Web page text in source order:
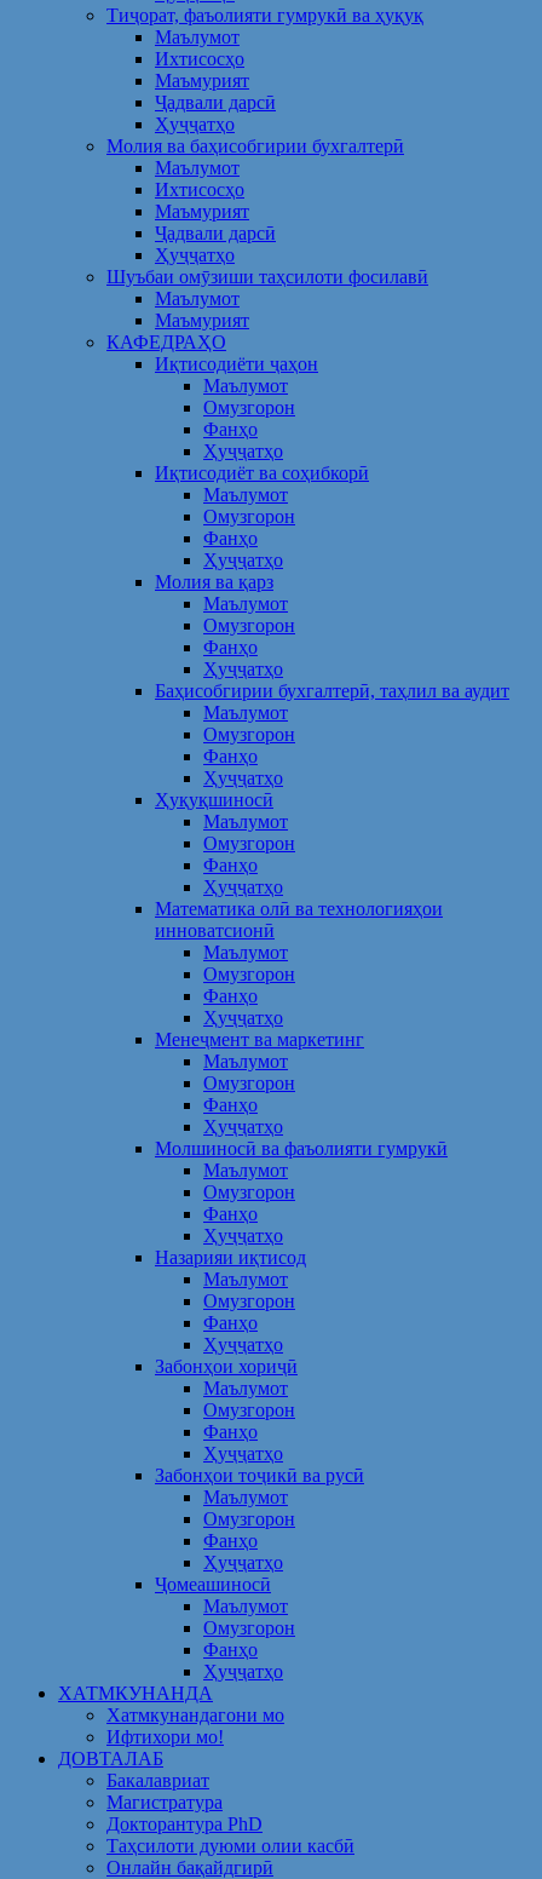
Тиҷорат, фаъолияти гумрукӣ ва ҳуқуқ
Маълумот
Ихтисосҳо
Маъмурият
Ҷадвали дарсӣ
Ҳуҷҷатҳо
Молия ва баҳисобгирии бухгалтерӣ
Маълумот
Ихтисосҳо
Маъмурият
Ҷадвали дарсӣ
Ҳуҷҷатҳо
Шуъбаи омӯзиши таҳсилоти фосилавӣ
Маълумот
Маъмурият
КАФЕДРАҲО
Иқтисодиёти ҷаҳон
Маълумот
Омузгорон
Фанҳо
Ҳуҷҷатҳо
Иқтисодиёт ва соҳибкорӣ
Маълумот
Омузгорон
Фанҳо
Ҳуҷҷатҳо
Молия ва қарз
Маълумот
Омузгорон
Фанҳо
Ҳуҷҷатҳо
Баҳисобгирии бухгалтерӣ, таҳлил ва аудит
Маълумот
Омузгорон
Фанҳо
Ҳуҷҷатҳо
Ҳуқуқшиносӣ
Маълумот
Омузгорон
Фанҳо
Ҳуҷҷатҳо
Математика олӣ ва технологияҳои
инноватсионӣ
Маълумот
Омузгорон
Фанҳо
Ҳуҷҷатҳо
Менеҷмент ва маркетинг
Маълумот
Омузгорон
Фанҳо
Ҳуҷҷатҳо
Молшиносӣ ва фаъолияти гумрукӣ
Маълумот
Омузгорон
Фанҳо
Ҳуҷҷатҳо
Назарияи иқтисод
Маълумот
Омузгорон
Фанҳо
Ҳуҷҷатҳо
Забонҳои хориҷӣ
Маълумот
Омузгорон
Фанҳо
Ҳуҷҷатҳо
Забонҳои тоҷикӣ ва русӣ
Маълумот
Омузгорон
Фанҳо
Ҳуҷҷатҳо
Ҷомеашиносӣ
Маълумот
Омузгорон
Фанҳо
Ҳуҷҷатҳо
ХАТМКУНАНДА
Хатмкунандагони мо
Ифтихори мо!
ДОВТАЛАБ
Бакалавриат
Магистратура
Докторантура PhD
Таҳсилоти дуюми олии касбӣ
Онлайн бақайдгирӣ